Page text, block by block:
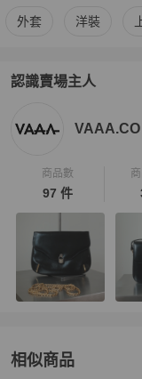
更多 BURBERRY
外套 洋裝
認識賣場主人
PopChill 拍拍圈嚴選
VAAA.CO
商品數
97 件
相似商品